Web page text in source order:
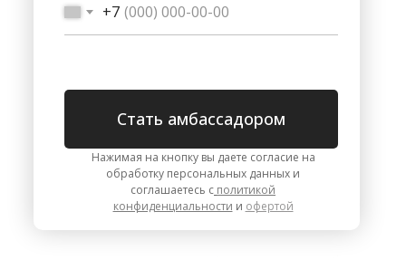
+7
Стать амбассадором
Нажимая на кнопку вы даете согласие на
обработку персональных данных и
соглашаетесь с политикой
конфиденциальности и офертой